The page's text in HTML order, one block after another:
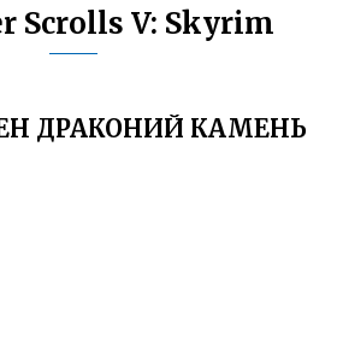
Scrolls V: Skyrim
ДРАКОНИЙ КАМЕНЬ